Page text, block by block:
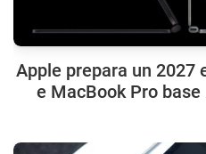
Apple prepara un 2027
e MacBook Pro